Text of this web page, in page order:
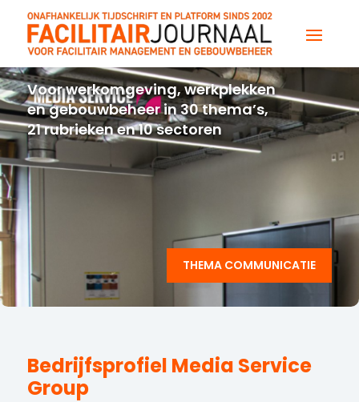
Voor werkomgeving, werkplekken
en gebouwbeheer in 30 thema’s,
21 rubrieken en 10 sectoren
THEMA COMMUNICATIE
Bedrijfsprofiel Media Service
Group